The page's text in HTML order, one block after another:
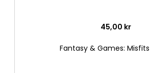
45,00 kr
Fantasy & Games: